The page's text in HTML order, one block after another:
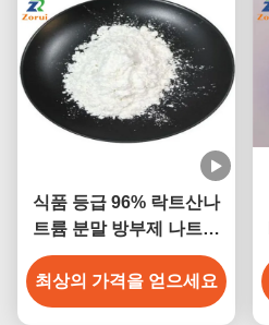
식품 등급 96% 락트산나
트륨 분말 방부제 나트륨
2-하이드록시프로파노에
이트 CAS 867-56-1
최상의 가격을 얻으세요